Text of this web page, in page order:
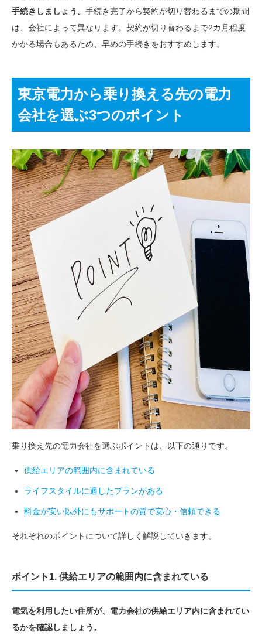
手続きしましょう。 手続き完了から契約が切り替わるまでの期間
は、会社によって異なります。契約が切り替わるまで2カ月程度
かかる場合もあるため、早めの手続きをおすすめします。
東京電力から乗り換える先の電力
会社を選ぶ3つのポイント
乗り換え先の電力会社を選ぶポイントは、以下の通りです。
供給エリアの範囲内に含まれている
ライフスタイルに適したプランがある
料金が安い以外にもサポートの質で安心・信頼できる
それぞれのポイントについて詳しく解説していきます。
ポイント1. 供給エリアの範囲内に含まれている
電気を利用したい住所が、電力会社の供給エリア内に含まれてい
るかを確認しましょう。